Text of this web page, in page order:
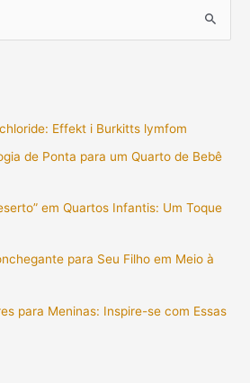
Effekt i Burkitts lymfom
de Ponta para um Quarto de Bebê
em Quartos Infantis: Um Toque
para Seu Filho em Meio à
para Meninas: Inspire-se com Essas